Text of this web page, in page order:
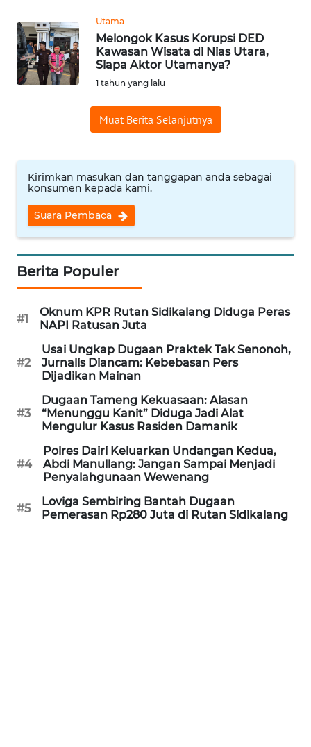
Utama
Melongok Kasus Korupsi DED
Kawasan Wisata di Nias Utara,
Siapa Aktor Utamanya?
1 tahun yang lalu
Muat Berita Selanjutnya
Kirimkan masukan dan tanggapan anda sebagai
konsumen kepada kami.
Suara Pembaca
Berita Populer
#1
Oknum KPR Rutan Sidikalang Diduga Peras
NAPI Ratusan Juta
#2
Usai Ungkap Dugaan Praktek Tak Senonoh,
Jurnalis Diancam: Kebebasan Pers
Dijadikan Mainan
#3
Dugaan Tameng Kekuasaan: Alasan
“Menunggu Kanit” Diduga Jadi Alat
Mengulur Kasus Rasiden Damanik
#4
Polres Dairi Keluarkan Undangan Kedua,
Abdi Manullang: Jangan Sampai Menjadi
Penyalahgunaan Wewenang
#5
Loviga Sembiring Bantah Dugaan
Pemerasan Rp280 Juta di Rutan Sidikalang
KEPULAUAN
SERIBU
WN
TANGERANG
WN
CIREBON
WN
INDRAMAYU
WN
WN
MAJALENGKA
WN
SUBANG
WN
SUKABUMI
WN
PURWAKARTA